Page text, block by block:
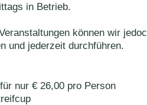
in Betrieb.
können wir
und jederzeit durchführen.
nur € 26,00 pro Person